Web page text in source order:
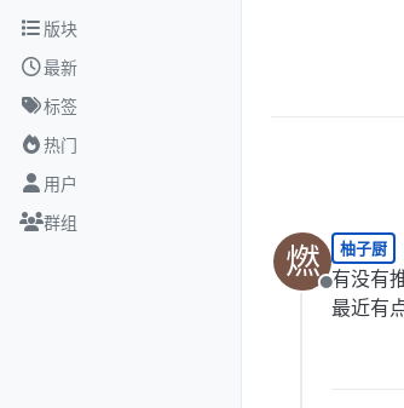
跳转至内容
版块
最新
标签
热门
用户
群组
燃
离线
柚子厨
有没有
最近有